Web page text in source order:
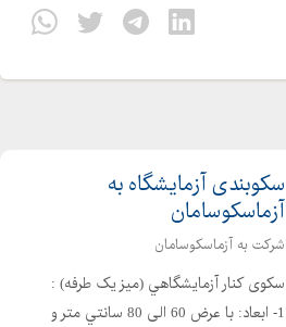
سکوبندی آزمایشگاه به
آزماسکوسامان
شرکت به آزماسکوسامان
سکوی کنار آزمايشگاهي (میز یک طرفه) :
1- ابعاد: با عرض 60 الی 80 سانتي متر و